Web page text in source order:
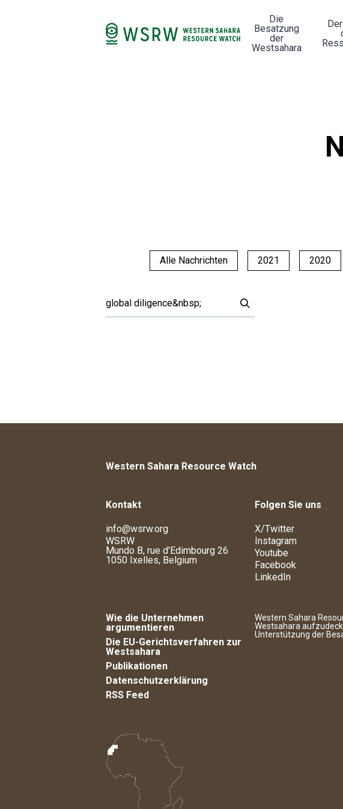
Die
Besatzung
der
Westsahara
Alle Nachrichten 2021 2020
Western Sahara Resource Watch
Kontakt
info@wsrw.org
WSRW
Mundo B, rue d'Edimbourg 26
1050 Ixelles, Belgium
Folgen Sie uns
X/Twitter
Instagram
Youtube
Facebook
LinkedIn
Wie die Unternehmen
argumentieren
Die EU-Gerichtsverfahren zur
Westsahara
Publikationen
Datenschutzerklärung
RSS Feed
Western Sahara
Westsahara
Unterstützung der